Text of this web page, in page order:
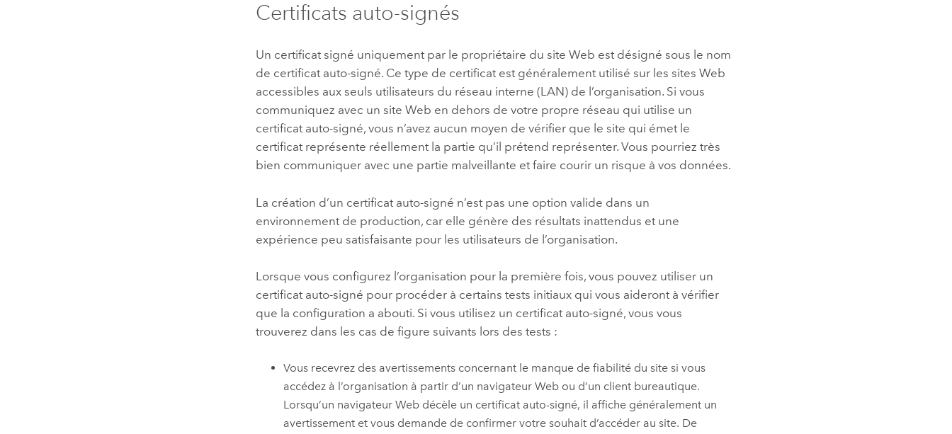
Certificats auto-signés
Un certificat signé uniquement par le propriétaire du site Web est désigné sous le nom
de certificat auto-signé. Ce type de certificat est généralement utilisé sur les sites Web
accessibles aux seuls utilisateurs du réseau interne (LAN) de l’organisation. Si vous
communiquez avec un site Web en dehors de votre propre réseau qui utilise un
certificat auto-signé, vous n’avez aucun moyen de vérifier que le site qui émet le
certificat représente réellement la partie qu’il prétend représenter. Vous pourriez très
bien communiquer avec une partie malveillante et faire courir un risque à vos données.
La création d’un certificat auto-signé n’est pas une option valide dans un
environnement de production, car elle génère des résultats inattendus et une
expérience peu satisfaisante pour les utilisateurs de l’organisation.
Lorsque vous configurez l’organisation pour la première fois, vous pouvez utiliser un
certificat auto-signé pour procéder à certains tests initiaux qui vous aideront à vérifier
que la configuration a abouti. Si vous utilisez un certificat auto-signé, vous vous
trouverez dans les cas de figure suivants lors des tests :
Vous recevrez des avertissements concernant le manque de fiabilité du site si vous
accédez à l’organisation à partir d’un navigateur Web ou d’un client bureautique.
Lorsqu’un navigateur Web décèle un certificat auto-signé, il affiche généralement un
avertissement et vous demande de confirmer votre souhait d’accéder au site. De